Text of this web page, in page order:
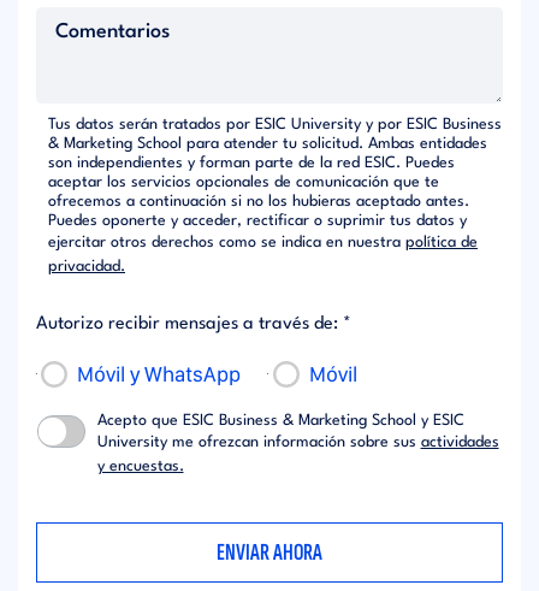
Tus datos serán tratados por ESIC University y por ESIC Business
& Marketing School para atender tu solicitud. Ambas entidades
son independientes y forman parte de la red ESIC. Puedes
aceptar los servicios opcionales de comunicación que te
ofrecemos a continuación si no los hubieras aceptado antes.
Puedes oponerte y acceder, rectificar o suprimir tus datos y
ejercitar otros derechos como se indica en nuestra política de
privacidad.
Autorizo recibir mensajes a través de: *
Móvil y WhatsApp Móvil
Acepto que ESIC Business & Marketing School y ESIC
University me ofrezcan información sobre sus actividades
y encuestas.